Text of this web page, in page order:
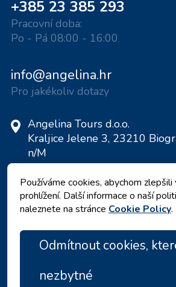
+385 23 385 293
Pracovní doba:
Po - Pá 08:00 - 16:00
info@angelina.hr
Pro jakékoliv dotazy
Angelina Tours d.o.o.
Kraljice Jelene 3, 23210
n/M
Chorvatsko
DIČ: 20598733460
ID: HR-AB-23-060130534, MB:
0650676
Používáme cookies, abychom zlepšili
prohlížení. Další informace o naší
naleznete na stránce Cookie Policy.
Odmítnout cookies,
nezbytné